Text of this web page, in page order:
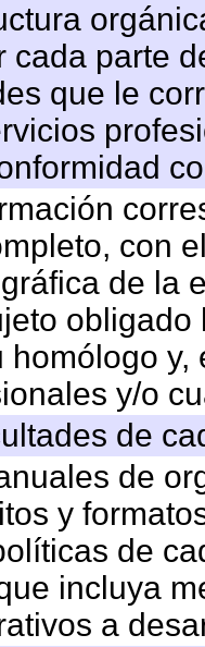
cada parte
que le
con
de la
homólogo
y/o
de
de
y
de
incluya
a